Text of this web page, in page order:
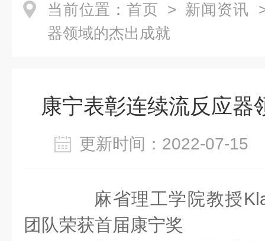
当前位置： 首页 > 新闻资讯
器领域的杰出成就
康宁表彰连续流反应器
更新时间：2022-07-
麻省理工学院教授
团队荣获首届康宁奖